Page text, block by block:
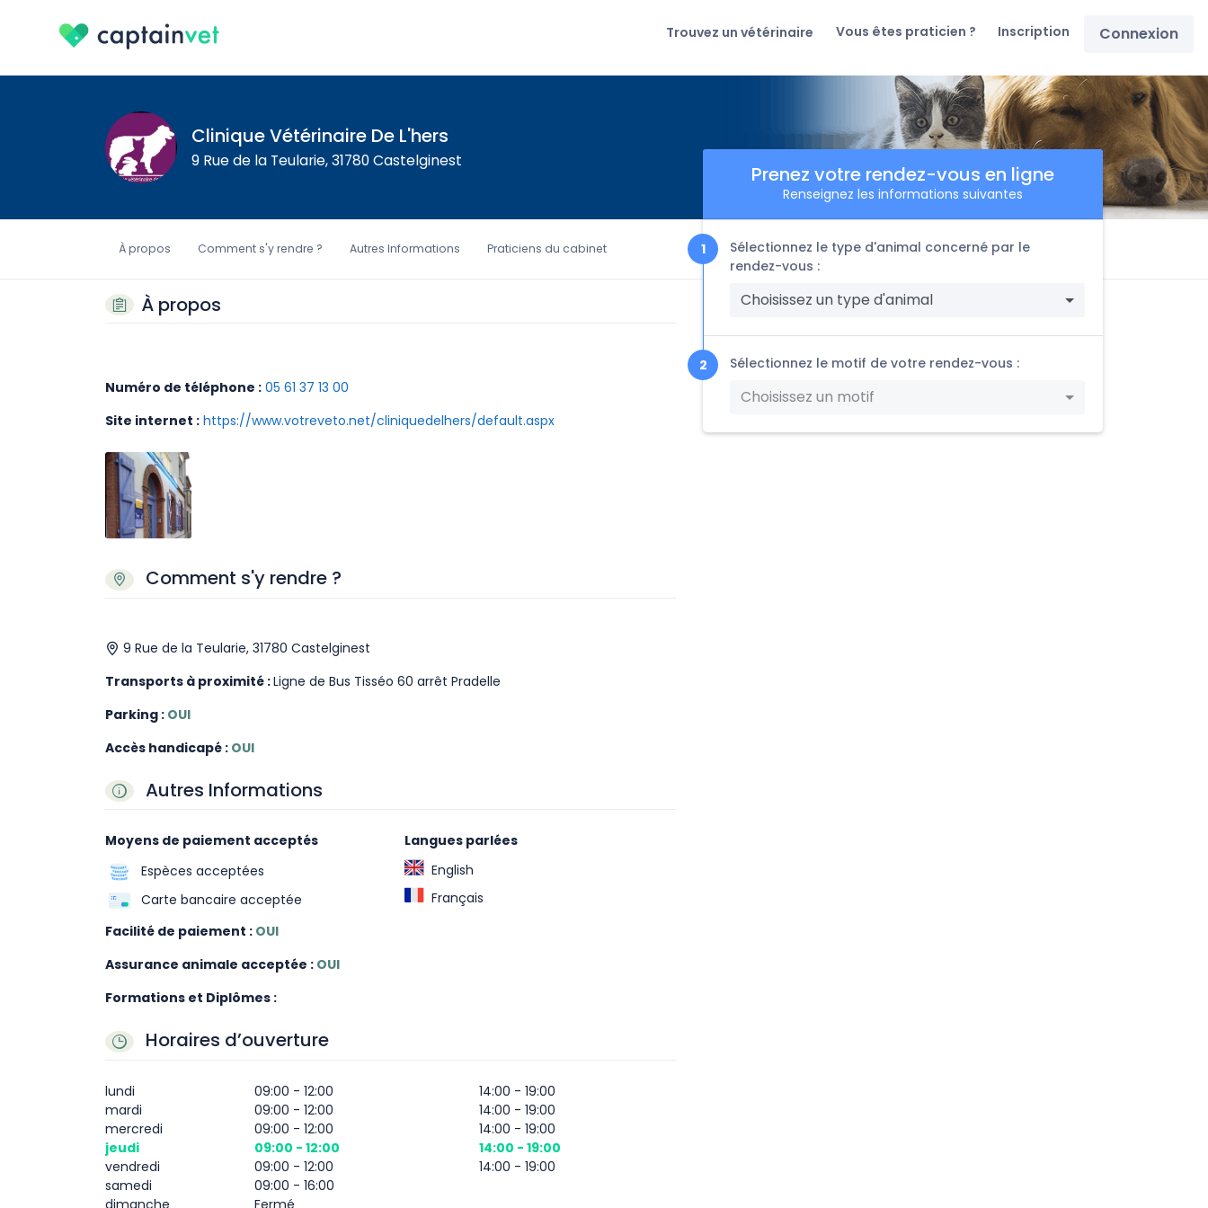
Trouvez un vétérinaire Vous êtes praticien ? Inscription Connexion
Clinique Vétérinaire De L'hers
9 Rue de la Teularie, 31780 Castelginest
À propos Comment s'y rendre ? Autres Informations Praticiens du cabinet
À propos
Numéro de téléphone : 05 61 37 13 00
Site internet : https://www.votreveto.net/cliniquedelhers/default.aspx
Comment s'y rendre ?
9 Rue de la Teularie, 31780 Castelginest
Transports à proximité :Ligne de Bus Tisséo 60 arrêt Pradelle
Parking : OUI
Accès handicapé : OUI
Autres Informations
Moyens de paiement acceptés
Espèces acceptées
Carte bancaire acceptée
Langues parlées
English
Français
Facilité de paiement : OUI
Assurance animale acceptée : OUI
Formations et Diplômes :
Horaires d’ouverture
lundi 09:00 - 12:00
14:00 - 19:00
mardi
09:00 - 12:00
14:00 - 19:00
mercredi
09:00 - 12:00
14:00 - 19:00
jeudi
09:00 - 12:00
14:00 - 19:00
vendredi
09:00 - 12:00
14:00 - 19:00
samedi
09:00 - 16:00
dimanche
Fermé
Prenez votre rendez-vous en ligne
Renseignez les informations suivantes
Sélectionnez le type d'animal concerné par le
rendez-vous :
Choisissez un type d'animal
Sélectionnez le motif de votre rendez-vous :
Choisissez un motif